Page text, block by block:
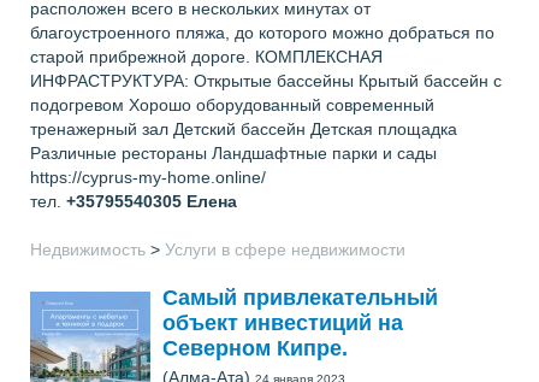
расположен всего в нескольких минутах от
благоустроенного пляжа, до которого можно добраться по
старой прибрежной дороге. КОМПЛЕКСНАЯ
ИНФРАСТРУКТУРА: Открытые бассейны Крытый бассейн с
подогревом Хорошо оборудованный современный
тренажерный зал Детский бассейн Детская площадка
Различные рестораны Ландшафтные парки и сады
https://cyprus-my-home.online/
тел. +35795540305 Елена
Недвижимость > Услуги в сфере недвижимости
Самый привлекательный
объект инвестиций на
Северном Кипре.
(Алма-Ата) 24 января 2023